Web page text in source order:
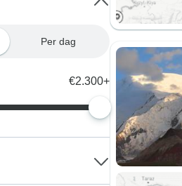
Per dag
€2.300+